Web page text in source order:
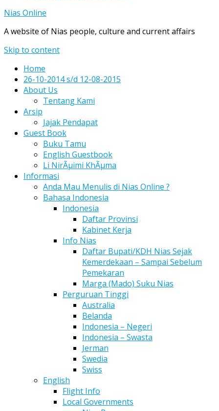
Nias Online
A website of Nias people, culture and current affairs
Skip to content
Home
26-10-2014 s/d 12-08-2015
About Us
Tentang Kami
Arsip
Jajak Pendapat
Guest Book
Buku Tamu
English Guestbook
Li NirÃµimi KhÃµma
Informasi
Anda Mau Menulis di Nias Online ?
Bahasa Indonesia
Indonesia
Daftar Provinsi
Kabinet Kerja
Info Nias
Daftar Bupati/KDH Nias Sejak
Kemerdekaan – Sampai Sebelum
Pemekaran
Marga (Mado) Suku Nias
Perguruan Tinggi
Australia
Belanda
Indonesia – Negeri
Indonesia – Swasta
Jerman
Swedia
Swiss
English
Flight Info
Local Governments